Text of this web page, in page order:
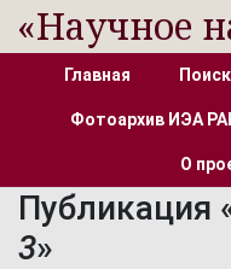
«Научное
Главная Поиск
Фотоархив ИЭА
О
Публикация
3»